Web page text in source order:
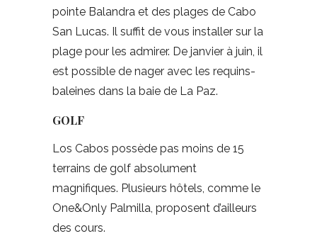
pointe Balandra et des plages de Cabo
San Lucas. Il suffit de vous installer sur la
plage pour les admirer. De janvier à juin, il
est possible de nager avec les requins-
baleines dans la baie de La Paz.
GOLF
Los Cabos possède pas moins de 15
terrains de golf absolument
magnifiques. Plusieurs hôtels, comme le
One&Only Palmilla, proposent d’ailleurs
des cours.